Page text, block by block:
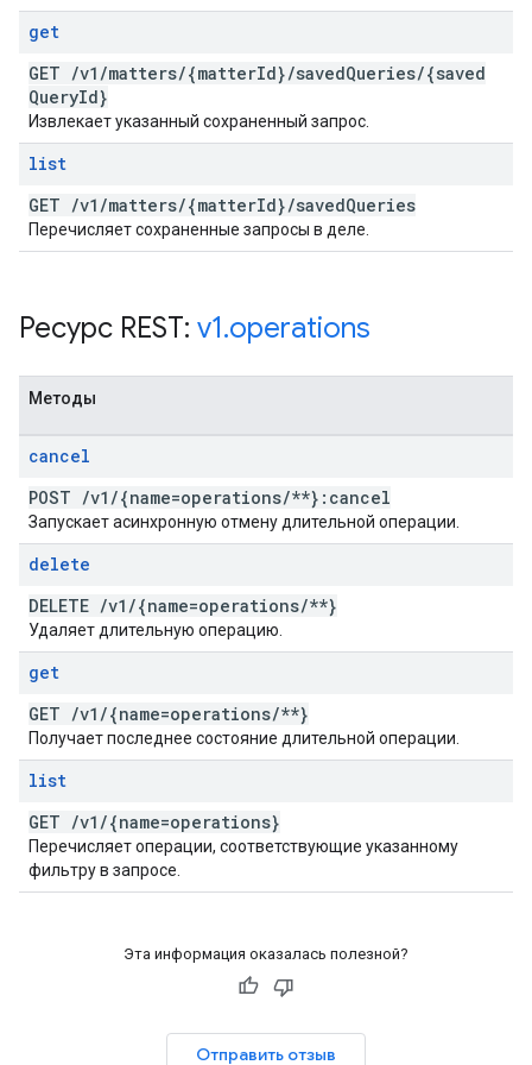
get
GET /v1 /matters/{matterId}/savedQueries/{saved
QueryId}
Извлекает указанный сохраненный запрос.
list
GET /v1 /matters/{matterId}/savedQueries
Перечисляет сохраненные запросы в деле.
Ресурс REST: v1.operations
Методы
cancel
POST /v1 /{name=operations/**}:cancel
Запускает асинхронную отмену длительной операции.
delete
DELETE /v1 /{name=operations/**}
Удаляет длительную операцию.
get
GET /v1 /{name=operations/**}
Получает последнее состояние длительной операции.
list
GET /v1 /{name=operations}
Перечисляет операции, соответствующие указанному
фильтру в запросе.
Эта информация оказалась полезной?
Отправить отзыв